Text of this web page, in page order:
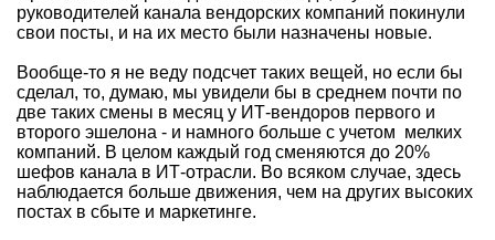
руководителей канала вендорских компаний покинули
свои посты, и на их место были назначены новые.
Вообще-то я не веду подсчет таких вещей, но если бы
сделал, то, думаю, мы увидели бы в среднем почти по
две таких смены в месяц у ИТ-вендоров первого и
второго эшелона - и намного больше с учетом мелких
компаний. В целом каждый год сменяются до 20%
шефов канала в ИТ-отрасли. Во всяком случае, здесь
наблюдается больше движения, чем на других высоких
постах в сбыте и маркетинге.